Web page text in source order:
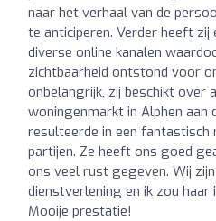
naar het verhaal van de
te anticiperen. Verder heeft
diverse online kanalen
zichtbaarheid ontstond voor
onbelangrijk, zij beschikt over
woningenmarkt in Alphen aan
resulteerde in een fantastisch
partijen. Ze heeft ons goed
ons veel rust gegeven. Wij
dienstverlening en ik zou haar
Mooije prestatie!